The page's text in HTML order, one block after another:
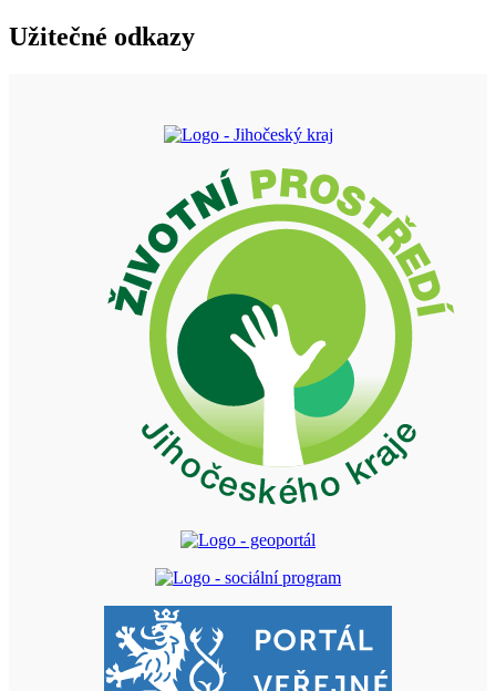
Užitečné odkazy